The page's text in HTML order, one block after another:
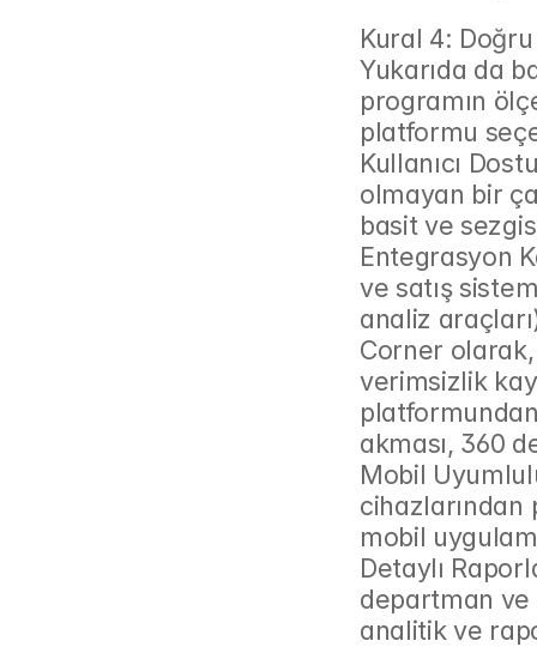
Kural 4:
Yukarıda da
programın
platformu
Kullanıcı
olmayan bir
basit ve
Entegrasyon
ve satış
analiz
Corner
verimsizlik
akması, 360
Mobil
cihazlarından
mobil
Detaylı
departman ve
analitik ve